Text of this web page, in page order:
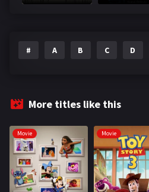
# A B C D
More titles like this
Movie Movie